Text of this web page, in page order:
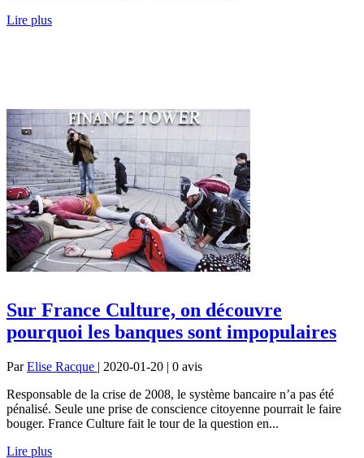
Lire plus
Sur France Culture, on découvre
pourquoi les banques sont impopulaires
ParElise Racque | 2020-01-20 | 0 avis
Responsable de la crise de 2008, le système bancaire n’a pas été
pénalisé. Seule une prise de conscience citoyenne pourrait le faire
bouger. France Culture fait le tour de la question en...
Lire plus